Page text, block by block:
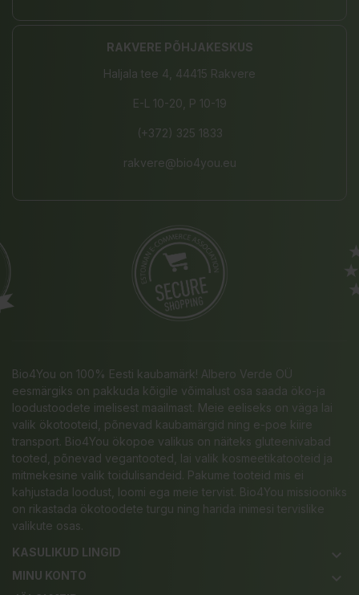
RAKVERE PÕHJAKESKUS
Haljala tee 4, 44415 Rakvere
E-L 10-20, P 10-19
(+372) 325 1833
rakvere@bio4you.eu
Bio4You on 100% Eesti kaubamärk! Albero Verde OÜ
eesmärgiks on pakkuda kõigile võimalust osa saada öko-ja
loodustoodete imelisest maailmast. Meie eeliseks on väga lai
valik ökotooteid, põnevad kaubamärgid ning e-poe kiire
transport. Bio4You ökopoe valikus on näiteks gluteenivabad
tooted, põnevad vegantooted, lai valik kosmeetikatooteid ja
mitmekesine valik toidulisandeid. Pakume tooteid mis ei
kahjustada loodust, loomi ega meie tervist. Bio4You missiooniks
on rikastada ökotoodete turgu ning harida inimesi tervislike
valikute osas.
KASULIKUD LINGID
keyboard_arrow_down
MINU KONTO keyboard_arrow_down